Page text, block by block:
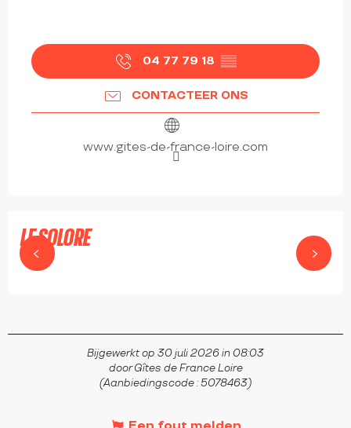
04 77 79 18 ▒▒
CONTACTEER ONS
www.gites-de-france-loire.com
LE SOLORE
DÉBATS-RIVIÈRE-D'ORPRA
Bijgewerkt op 30 juli 2026 in 08:03
door Gîtes de France Loire
(Aanbiedingscode : 5078463)